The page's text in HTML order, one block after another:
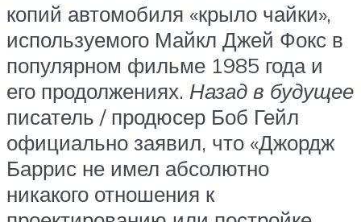
копий автомобиля «крыло чайки»,
используемого Майкл Джей Фокс в
популярном фильме 1985 года и
его продолжениях. Назад в будущее
писатель / продюсер Боб Гейл
официально заявил, что «Джордж
Баррис не имел абсолютно
никакого отношения к